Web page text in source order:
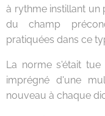
à rythme instillant un
du champ
pratiquées dans ce
La norme s'était
imprégné d'une
nouveau à chaque